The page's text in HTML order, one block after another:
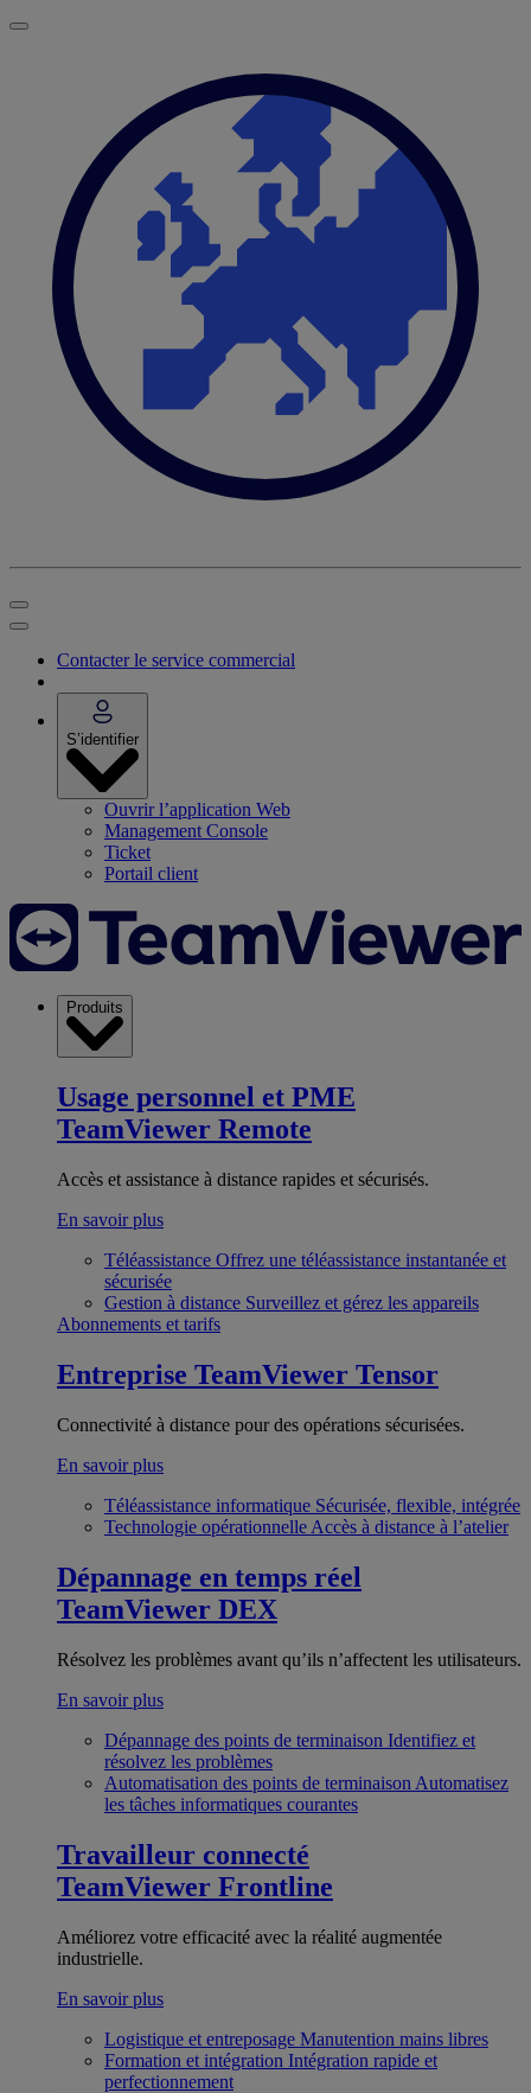
Contacter le service commercial
S’identifier
Ouvrir l’application Web
Management Console
Ticket
Portail client
Produits
Usage personnel et PME
TeamViewer Remote
Accès et assistance à distance rapides et sécurisés.
En savoir plus
Téléassistance Offrez une téléassistance instantanée et
sécurisée
Gestion à distance Surveillez et gérez les appareils
Abonnements et tarifs
Entreprise TeamViewer Tensor
Connectivité à distance pour des opérations sécurisées.
En savoir plus
Téléassistance informatique Sécurisée, flexible, intégrée
Technologie opérationnelle Accès à distance à l’atelier
Dépannage en temps réel
TeamViewer DEX
Résolvez les problèmes avant qu’ils n’affectent les utilisateurs.
En savoir plus
Dépannage des points de terminaison Identifiez et
résolvez les problèmes
Automatisation des points de terminaison Automatisez
les tâches informatiques courantes
Travailleur connecté
TeamViewer Frontline
Améliorez votre efficacité avec la réalité augmentée
industrielle.
En savoir plus
Logistique et entreposage Manutention mains libres
Formation et intégration Intégration rapide et
perfectionnement